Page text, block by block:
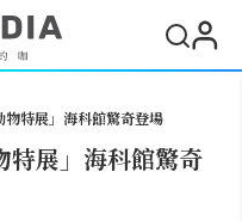
物特展」海科館驚奇登場
特展」海科館驚奇